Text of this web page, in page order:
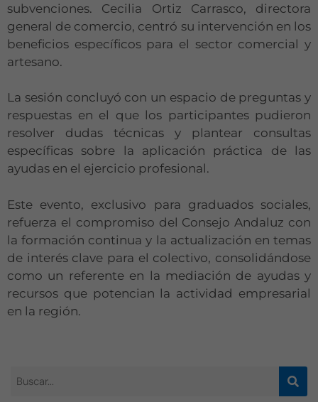
subvenciones. Cecilia Ortiz Carrasco, directora
general de comercio, centró su intervención en los
beneficios específicos para el sector comercial y
artesano.
La sesión concluyó con un espacio de preguntas y
respuestas en el que los participantes pudieron
resolver dudas técnicas y plantear consultas
específicas sobre la aplicación práctica de las
ayudas en el ejercicio profesional.
Este evento, exclusivo para graduados sociales,
refuerza el compromiso del Consejo Andaluz con
la formación continua y la actualización en temas
de interés clave para el colectivo, consolidándose
como un referente en la mediación de ayudas y
recursos que potencian la actividad empresarial
en la región.